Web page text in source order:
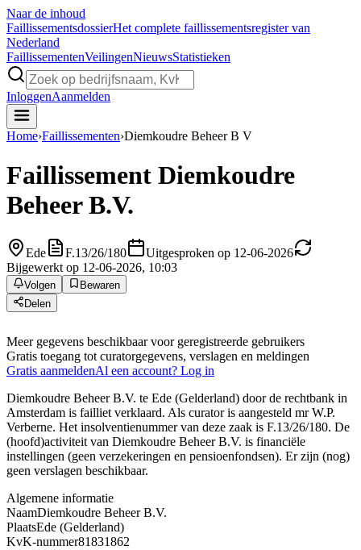
Naar de inhoud
FaillissementsdossierHet complete faillissementsregister van
Nederland
FaillissementenVeilingenNieuwsStatistieken
InloggenAanmelden
Home›Faillissementen›Diemkoudre Beheer B V
Faillissement Diemkoudre
Beheer B.V.
Ede F.13/26/180
Uitgesproken op 12-06-2026
Bijgewerkt op 12-06-2026, 10:03
Volgen
Bewaren
Delen
Meer gegevens beschikbaar voor geregistreerde gebruikers
Gratis toegang tot curatorgegevens, verslagen en meldingen
Gratis aanmeldenAl een account? Log in
Diemkoudre Beheer B.V. te Ede (Gelderland) door de rechtbank in
Amsterdam is failliet verklaard. Als curator is aangesteld mr W.P.
Verberne. Het insolventienummer van deze zaak is F.13/26/180. De
(hoofd)activiteit van Diemkoudre Beheer B.V. is financiële
instellingen (geen verzekeringen en pensioenfondsen). Er zijn (nog)
geen verslagen beschikbaar.
Algemene informatie
NaamDiemkoudre Beheer B.V.
PlaatsEde (Gelderland)
KvK-nummer81831862